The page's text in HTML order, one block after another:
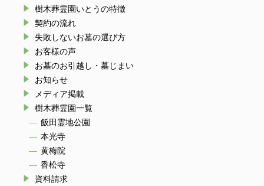
樹木葬霊園いとうの特徴
契約の流れ
失敗しないお墓の選び方
お客様の声
お墓のお引越し・墓じまい
お知らせ
メディア掲載
樹木葬霊園一覧
飯田霊地公園
本光寺
黄梅院
香松寺
資料請求